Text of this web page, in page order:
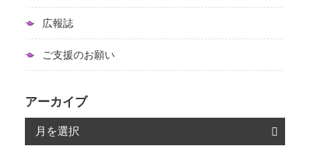
広報誌
ご支援のお願い
アーカイブ